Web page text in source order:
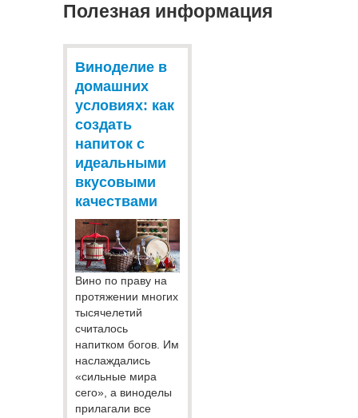
Полезная информация
Виноделие в
домашних
условиях: как
создать
напиток с
идеальными
вкусовыми
качествами
Вино по праву на
протяжении многих
тысячелетий
считалось
напитком богов. Им
наслаждались
«сильные мира
сего», а виноделы
прилагали все